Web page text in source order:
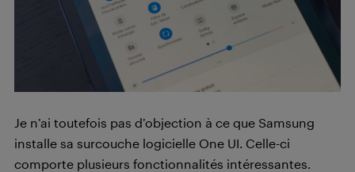
Je n’ai toutefois pas d’objection à ce que Samsung
installe sa surcouche logicielle One UI. Celle-ci
comporte plusieurs fonctionnalités intéressantes.